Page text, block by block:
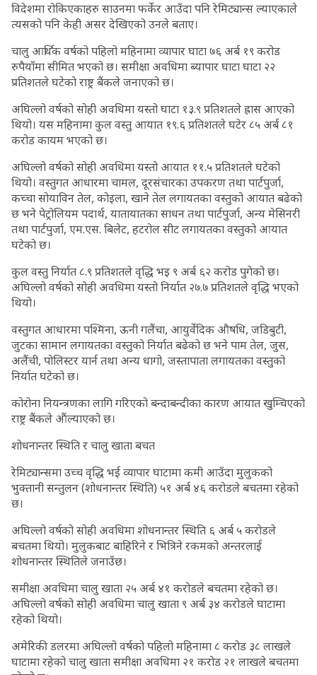
विदेशमा रोकिएकाहरु साउनमा फर्केर आउँदा पनि रेमिट्यान्स ल्याएकाले
त्यसको पनि केही असर देखिएको उनले बताए।
चालु आर्थिक वर्षको पहिलो महिनामा व्यापार घाटा ७६ अर्ब १९ करोड
रुपैयाँमा सीमित भएको छ। समीक्षा अवधिमा ब्यापार घाटा घाटा २२
प्रतिशतले घटेको राष्ट्र बैंकले जनाएको छ।
अघिल्लो वर्षको सोही अवधिमा यस्तो घाटा १३.९ प्रतिशतले ह्रास आएको
थियो। यस महिनामा कुल वस्तु आयात १९.६ प्रतिशतले घटेर ८५ अर्ब ८१
करोड कायम भएको छ।
अघिल्लो वर्षको सोही अवधिमा यस्तो आयात ११.५ प्रतिशतले घटेको
थियो। वस्तुगत आधारमा चामल, दूरसंचारका उपकरण तथा पार्टपुर्जा,
कच्चा सोयाविन तेल, कोइला, खाने तेल लगायतका वस्तुको आयात बढेको
छ भने पेट्रोलियम पदार्थ, यातायातका साधन तथा पार्टपुर्जा, अन्य मेसिनरी
तथा पार्टपुर्जा, एम.एस. बिलेट, हटरोल सीट लगायतका वस्तुको आयात
घटेको छ।
कुल वस्तु निर्यात ८.९ प्रतिशतले वृद्धि भइ ९ अर्ब ६२ करोड पुगेको छ।
अघिल्लो वर्षको सोही अवधिमा यस्तो निर्यात २७.७ प्रतिशतले वृद्धि भएको
थियो।
वस्तुगत आधारमा पश्मिना, ऊनी गलैंचा, आयुर्वेदिक औषधि, जडिबुटी,
जुटका सामान लगायतका वस्तुको निर्यात बढेको छ भने पाम तेल, जुस,
अलैंची, पोलिस्टर यार्न तथा अन्य धागो, जस्तापाता लगायतका वस्तुको
निर्यात घटेको छ।
कोरोना नियन्त्रणका लागि गरिएको बन्दाबन्दीका कारण आयात खुम्चिएको
राष्ट्र बैंकले औंल्याएको छ।
शोधनान्तर स्थिति र चालु खाता बचत
रेमिट्यान्समा उच्च वृद्धि भई व्यापार घाटामा कमी आउँदा मुलुकको
भुक्तानी सन्तुलन (शोधनान्तर स्थिति) ५१ अर्ब ४६ करोडले बचतमा रहेको
छ।
अघिल्लो वर्षको सोही अवधिमा शोधनान्तर स्थिति ६ अर्ब ५ करोडले
बचतमा थियो। मुलुकबाट बाहिरिने र भित्रिने रकमको अन्तरलाई
शोधनान्तर स्थितिले जनाउँछ।
समीक्षा अवधिमा चालु खाता २५ अर्ब ४१ करोडले बचतमा रहेको छ।
अघिल्लो वर्षको सोही अवधिमा चालु खाता ९ अर्ब ३४ करोडले घाटामा
रहेको थियो।
अमेरिकी डलरमा अघिल्लो वर्षको पहिलो महिनामा ८ करोड ३८ लाखले
घाटामा रहेको चालु खाता समीक्षा अवधिमा २१ करोड २१ लाखले बचतमा